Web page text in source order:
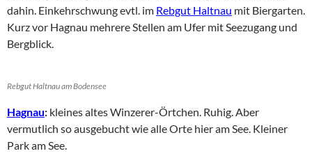
dahin. Einkehrschwung evtl. im Rebgut Haltnau mit Biergarten.
Kurz vor Hagnau mehrere Stellen am Ufer mit Seezugang und
Bergblick.
Rebgut Haltnau am Bodensee
Hagnau: kleines altes Winzerer-Örtchen. Ruhig. Aber
vermutlich so ausgebucht wie alle Orte hier am See. Kleiner
Park am See.